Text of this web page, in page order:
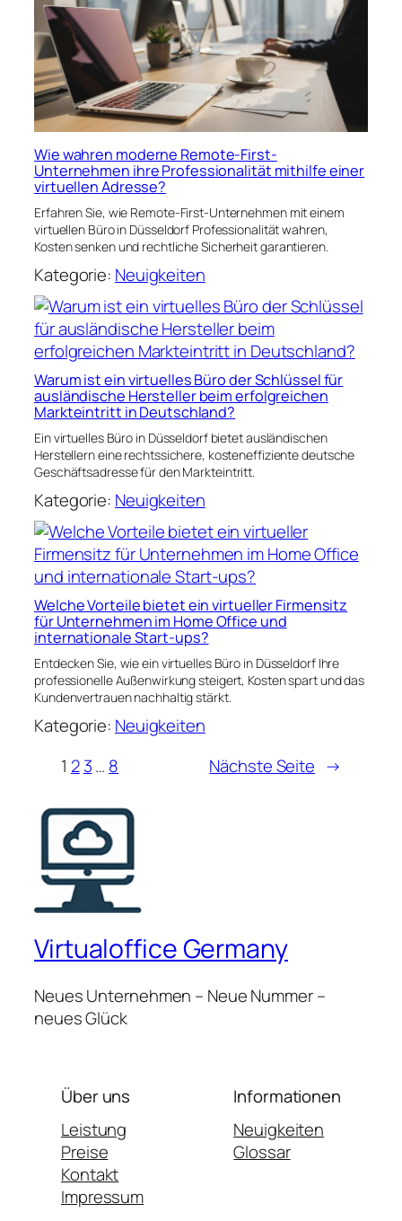
Wie wahren moderne Remote-First-
Unternehmen ihre Professionalität mithilfe einer
virtuellen Adresse?
Erfahren Sie, wie Remote-First-Unternehmen mit einem
virtuellen Büro in Düsseldorf Professionalität wahren,
Kosten senken und rechtliche Sicherheit garantieren.
Kategorie: Neuigkeiten
Warum ist ein virtuelles Büro der Schlüssel für
ausländische Hersteller beim erfolgreichen
Markteintritt in Deutschland?
Ein virtuelles Büro in Düsseldorf bietet ausländischen
Herstellern eine rechtssichere, kosteneffiziente deutsche
Geschäftsadresse für den Markteintritt.
Kategorie: Neuigkeiten
Welche Vorteile bietet ein virtueller Firmensitz
für Unternehmen im Home Office und
internationale Start-ups?
Entdecken Sie, wie ein virtuelles Büro in Düsseldorf Ihre
professionelle Außenwirkung steigert, Kosten spart und das
Kundenvertrauen nachhaltig stärkt.
Kategorie: Neuigkeiten
1 2 3… 8 Nächste Seite →
Virtualoffice Germany
Neues Unternehmen – Neue Nummer –
neues Glück
Über uns
Leistung
Preise
Kontakt
Impressum
Informationen
Neuigkeiten
Glossar